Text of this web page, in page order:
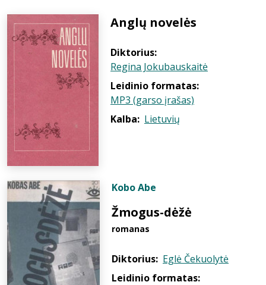
Anglų novelės
Diktorius:
Regina Jokubauskaitė
Leidinio formatas:
MP3 (garso įrašas)
Kalba: Lietuvių
Kobo Abe
Žmogus-dėžė
romanas
Diktorius: Eglė Čekuolytė
Leidinio formatas: